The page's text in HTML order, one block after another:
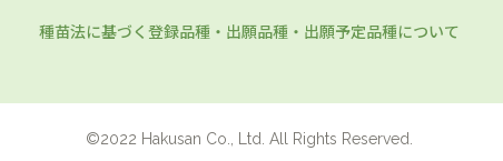
種苗法に基づく登録品種・出願品種 ・出願予定品種について
©2022 Hakusan Co., Ltd. All Rights Reserved.